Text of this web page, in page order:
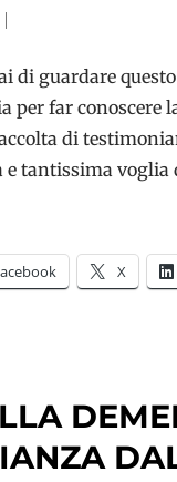
di guardare
per far
di
tantissima voglia
X